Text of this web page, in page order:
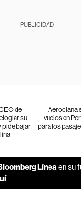
PUBLICIDAD
de
su
pide bajar
Aerodiana
vuelos en
para los
Línea en su